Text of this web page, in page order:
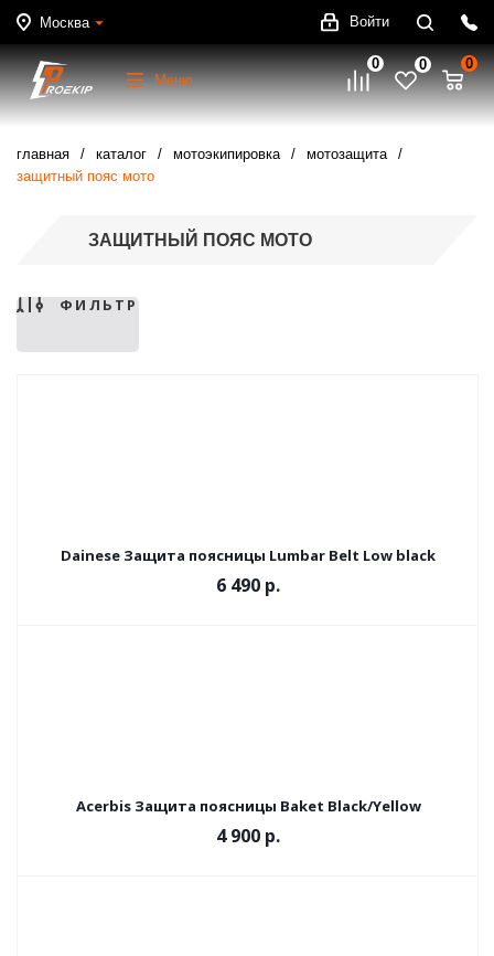
Москва Войти
Меню
0 0 0
главная каталог мотоэкипировка
мотозащита
защитный пояс мото
ЗАЩИТНЫЙ ПОЯС МОТО
ФИЛЬТР
Dainese Защита поясницы Lumbar Belt Low black
6 490 р.
Acerbis Защита поясницы Baket Black/Yellow
4 900 р.